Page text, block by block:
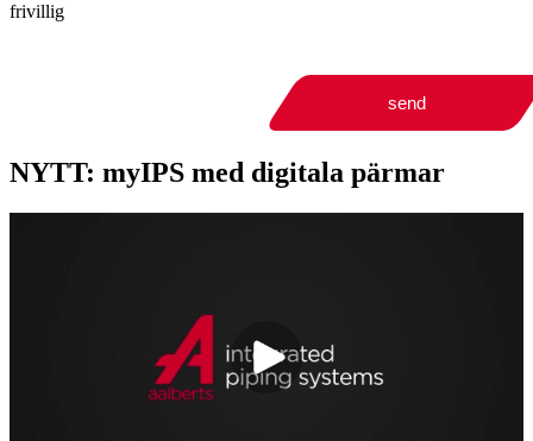
frivillig
send
NYTT: myIPS med digitala pärmar